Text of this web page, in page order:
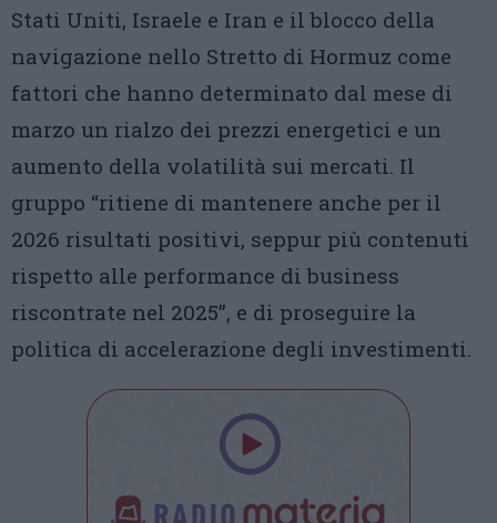
Stati Uniti, Israele e Iran e il blocco della
navigazione nello Stretto di Hormuz come
fattori che hanno determinato dal mese di
marzo un rialzo dei prezzi energetici e un
aumento della volatilità sui mercati. Il
gruppo “ritiene di mantenere anche per il
2026 risultati positivi, seppur più contenuti
rispetto alle performance di business
riscontrate nel 2025”, e di proseguire la
politica di accelerazione degli investimenti.